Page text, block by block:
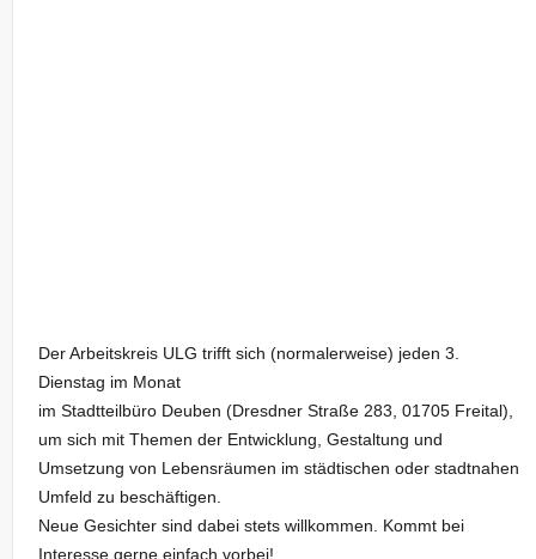
Der Arbeitskreis ULG trifft sich (normalerweise) jeden 3.
Dienstag im Monat
im Stadtteilbüro Deuben (Dresdner Straße 283, 01705 Freital),
um sich mit Themen der Entwicklung, Gestaltung und
Umsetzung von Lebensräumen im städtischen oder stadtnahen
Umfeld zu beschäftigen.
Neue Gesichter sind dabei stets willkommen. Kommt bei
Interesse gerne einfach vorbei!